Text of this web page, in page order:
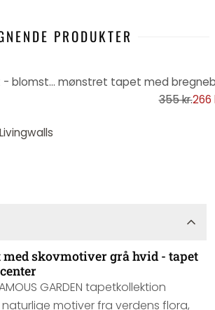
PRODUKTER
non-woven tapet med blandede blade farverigt - blomstret tapet orange pink grøn
355 kr.266
skovmotiver grå hvid - tapet
GARDEN tapetkollektion
motiver fra verdens flora,